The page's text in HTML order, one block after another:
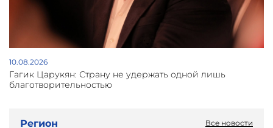
10.08.2026
Гагик Царукян: Страну не удержать одной лишь
благотворительностью
Регион Все новости